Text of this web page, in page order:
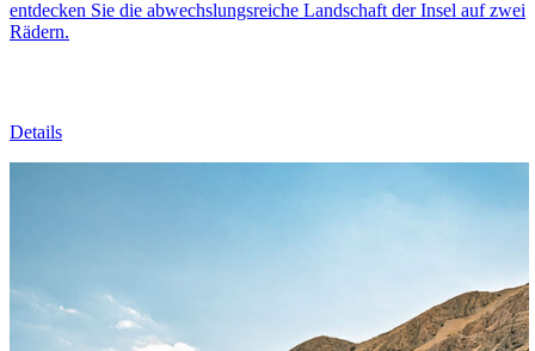
entdecken Sie die abwechslungsreiche Landschaft der Insel auf zwei
Rädern.
Details